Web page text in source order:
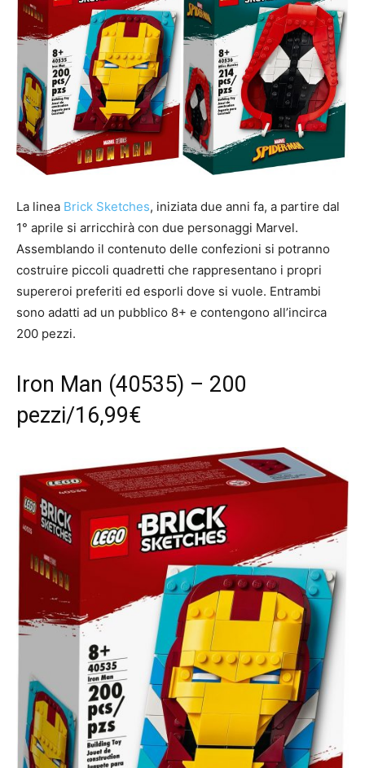
La linea Brick Sketches, iniziata due anni fa, a partire dal
1° aprile si arricchirà con due personaggi Marvel.
Assemblando il contenuto delle confezioni si potranno
costruire piccoli quadretti che rappresentano i propri
supereroi preferiti ed esporli dove si vuole. Entrambi
sono adatti ad un pubblico 8+ e contengono all’incirca
200 pezzi.
Iron Man (40535) – 200
pezzi/16,99€